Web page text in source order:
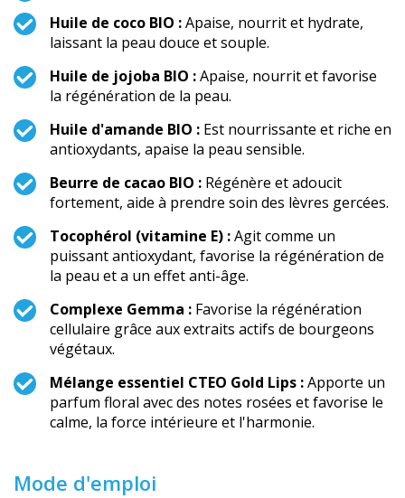
Huile de coco BIO :Apaise, nourrit et hydrate,
laissant la peau douce et souple.
Huile de jojoba BIO :Apaise, nourrit et favorise
la régénération de la peau.
Huile d'amande BIO : Est nourrissante et riche en
antioxydants, apaise la peau sensible.
Beurre de cacao BIO : Régénère et adoucit
fortement, aide à prendre soin des lèvres gercées.
Tocophérol (vitamine E) :Agit comme un
puissant antioxydant, favorise la régénération de
la peau et a un effet anti-âge.
Complexe Gemma : Favorise la régénération
cellulaire grâce aux extraits actifs de bourgeons
végétaux.
Mélange essentiel CTEO Gold Lips :Apporte un
parfum floral avec des notes rosées et favorise le
calme, la force intérieure et l'harmonie.
Mode d'emploi